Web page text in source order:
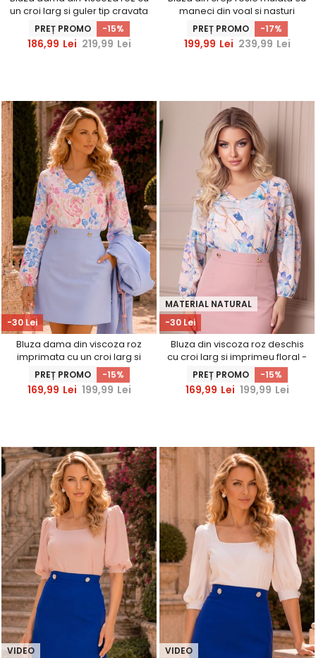
un croi larg si guler tip cravata
- StarShinerS
PREȚ PROMO -15%
186,99 Lei 219,99 Lei
maneci din voal si nasturi
decorativi- StarShinerS
PREȚ PROMO -17%
199,99 Lei 239,99 Lei
-30 Lei
Bluza dama din viscoza roz
imprimata cu un croi larg si
maneci bufante - StarShinerS
PREȚ PROMO -15%
169,99 Lei 199,99 Lei
-30 Lei
MATERIAL NATURAL
Bluza din viscoza roz deschis
cu croi larg si imprimeu floral -
StarShinerS
PREȚ PROMO -15%
169,99 Lei 199,99 Lei
VIDEO VIDEO